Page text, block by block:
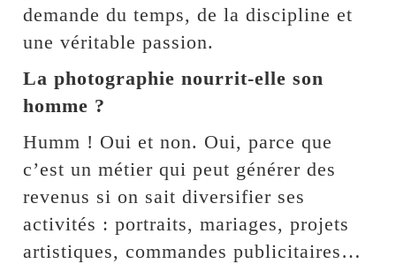
demande du temps, de la discipline et
une véritable passion.
La photographie nourrit-elle son
homme ?
Humm ! Oui et non. Oui, parce que
c’est un métier qui peut générer des
revenus si on sait diversifier ses
activités : portraits, mariages, projets
artistiques, commandes publicitaires…